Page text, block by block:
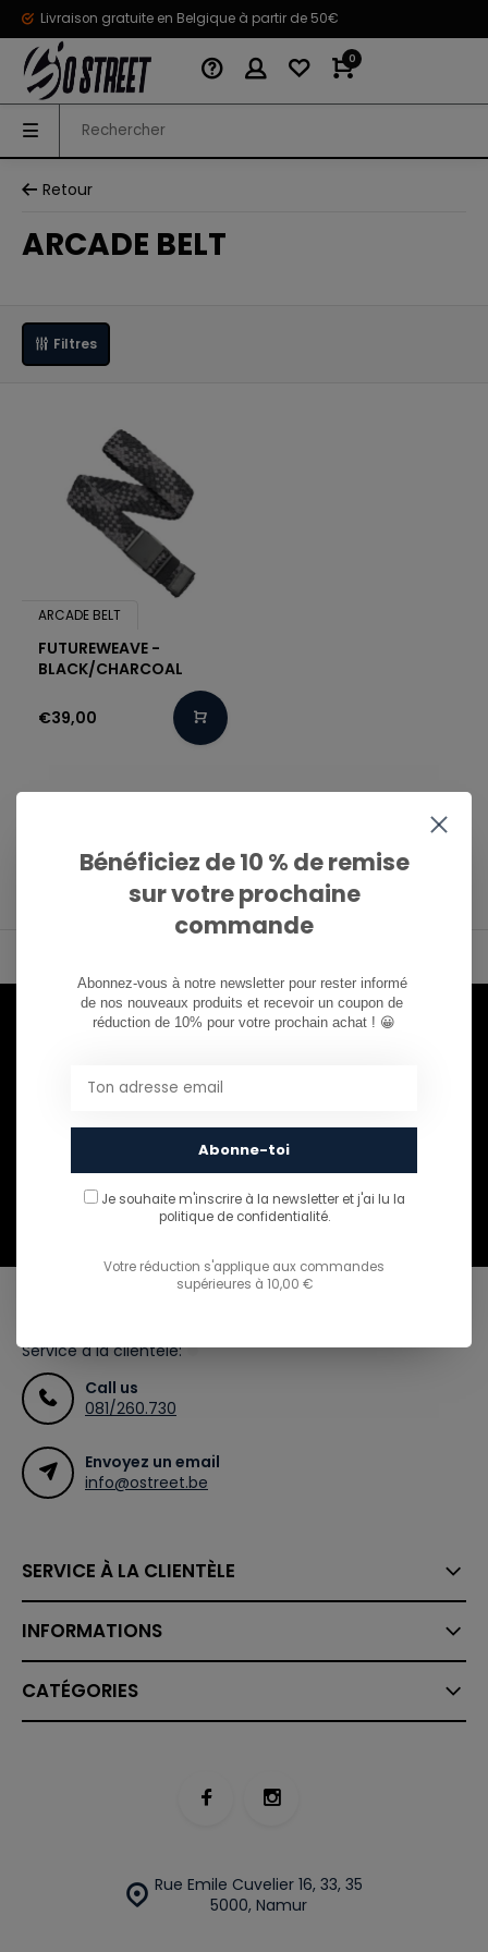
Livraison gratuite en Belgique à partir de 50€
0
Retour
ARCADE BELT
Filtres
ARCADE BELT
FUTUREWEAVE -
BLACK/CHARCOAL
€39,00
Page 1 de 1
Envie de rester informé ?
manquer.
S'abonner
Service à la clientèle:
Call us
081/260.730
Envoyez un email
info@ostreet.be
SERVICE À LA CLIENTÈLE
INFORMATIONS
CATÉGORIES
Rue Emile Cuvelier 16, 33, 35
5000, Namur
Bénéficiez de 10 % de remise
sur votre prochaine
commande
Abonnez-vous à notre newsletter pour rester informé
de nos nouveaux produits et recevoir un coupon de
réduction de 10% pour votre prochain achat ! 😀
Abonne-toi
Je souhaite m'inscrire à la newsletter et j'ai lu la
politique de confidentialité.
Votre réduction s'applique aux commandes
supérieures à 10,00 €